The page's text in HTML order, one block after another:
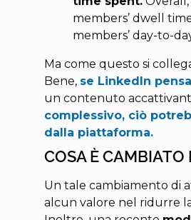
members’ dwell
members’ day-to-
Ma come questo si
Bene, se LinkedIn
un contenuto
complessivo, ciò
dalla piattaforma.
COSA È CAMBIATO
Un tale cambiamento di
alcun valore nel ridurre